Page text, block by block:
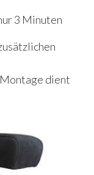
3 Minuten
dient